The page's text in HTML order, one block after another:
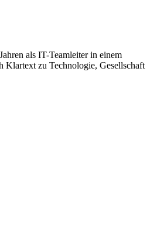
als IT-Teamleiter in einem
Klartext zu Technologie, Gesellschaft